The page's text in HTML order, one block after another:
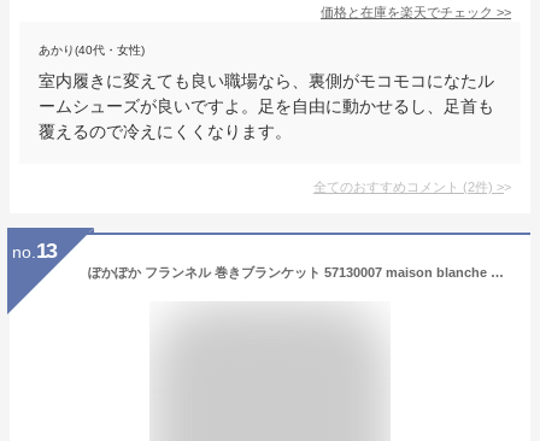
価格と在庫を楽天でチェック >>
あかり(40代・女性)
室内履きに変えても良い職場なら、裏側がモコモコになたル
ームシューズが良いですよ。足を自由に動かせるし、足首も
覆えるので冷えにくくなります。
全てのおすすめコメント (2件) >
no. 13
ぽかぽか フランネル 巻きブランケット 57130007 maison blanche メゾンブランシュ ピエニー イエロー | 巻く ブランケット スカート 膝掛け 肩掛け レディース メンズ ブランド 北欧 ふわふわ もこもこ あったか ボア 毛布 ひざ掛け ふわもこ 持ち運び おしゃれ かわいい ギフト